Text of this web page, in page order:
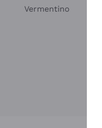
Vermentino